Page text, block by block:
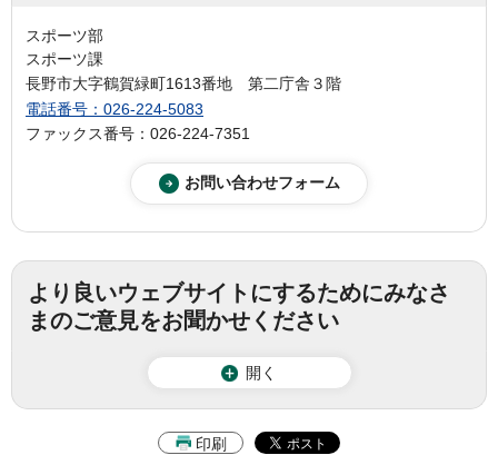
スポーツ部
スポーツ課
長野市大字鶴賀緑町1613番地 第二庁舎３階
電話番号：026-224-5083
ファックス番号：026-224-7351
より良いウェブサイトにするためにみなさ
まのご意見をお聞かせください
開く
印刷